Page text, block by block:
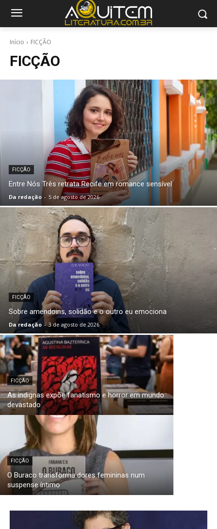
Início FICÇÃO
FICÇÃO
FICÇÃO
Entre Nós Três retrata Recife em romance sensível
Da redação - 5 de agosto de 2026
FICÇÃO
Sobre amendoins, solidão e o outro eu emociona
Da redação - 3 de agosto de 2026
FICÇÃO
As indignas expõe fanatismo e horror em mundo
devastado
FICÇÃO
O Buraco transforma dores femininas num
suspense íntimo